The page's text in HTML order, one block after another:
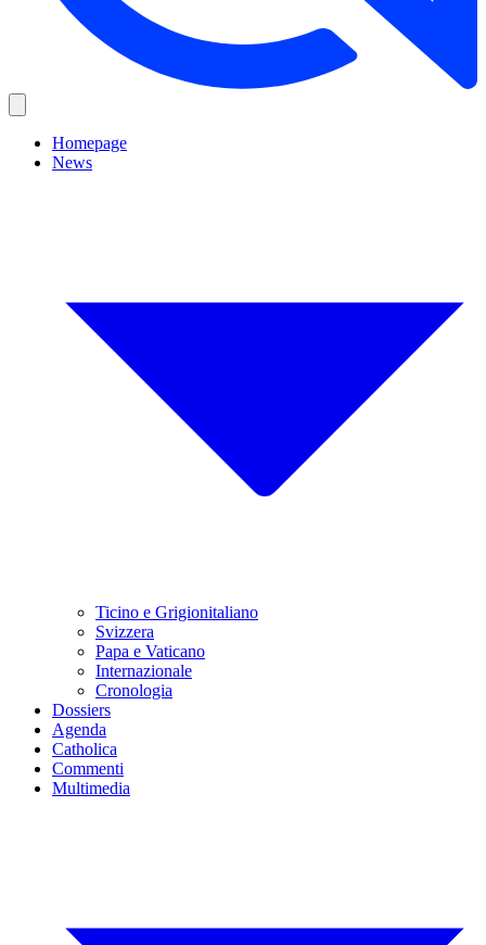
Homepage
News
Ticino e Grigionitaliano
Svizzera
Papa e Vaticano
Internazionale
Cronologia
Dossiers
Agenda
Catholica
Commenti
Multimedia